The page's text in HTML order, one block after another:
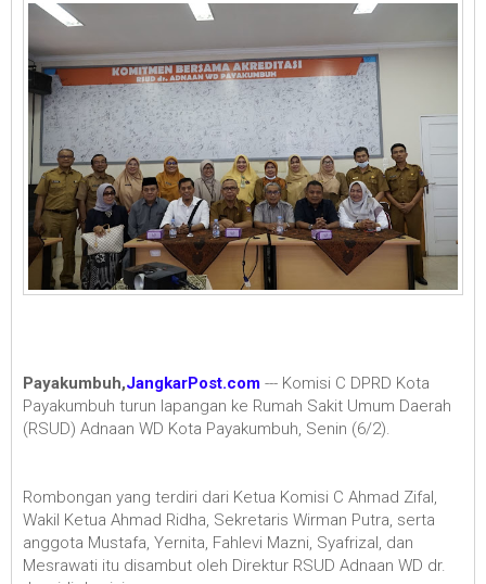
Payakumbuh,JangkarPost.com --- Komisi C DPRD Kota
Payakumbuh turun lapangan ke Rumah Sakit Umum Daerah
(RSUD) Adnaan WD Kota Payakumbuh, Senin (6/2).
Rombongan yang terdiri dari Ketua Komisi C Ahmad Zifal,
Wakil Ketua Ahmad Ridha, Sekretaris Wirman Putra, serta
anggota Mustafa, Yernita, Fahlevi Mazni, Syafrizal, dan
Mesrawati itu disambut oleh Direktur RSUD Adnaan WD dr.